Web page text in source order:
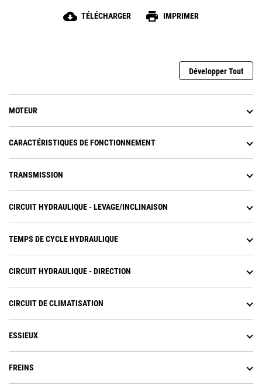
Visibilité améliorée au-dessus de
la timonerie.
cloud_download TÉLÉCHARGER print IMPRIMER
Développer Tout
MOTEUR
CARACTÉRISTIQUES DE FONCTIONNEMENT
TRANSMISSION
CIRCUIT HYDRAULIQUE - LEVAGE/INCLINAISON
TEMPS DE CYCLE HYDRAULIQUE
CIRCUIT HYDRAULIQUE - DIRECTION
CIRCUIT DE CLIMATISATION
ESSIEUX
FREINS